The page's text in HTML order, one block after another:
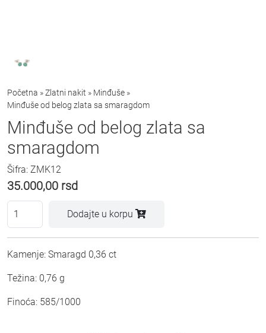
Početna »Zlatni nakit » Minđuše »
Minđuše od belog zlata sa smaragdom
Minđuše od belog zlata sa
smaragdom
Šifra: ZMK12
35.000,00 rsd
Dodajte u korpu
Kamenje: Smaragd 0,36 ct
Težina: 0,76 g
Finoća: 585/1000